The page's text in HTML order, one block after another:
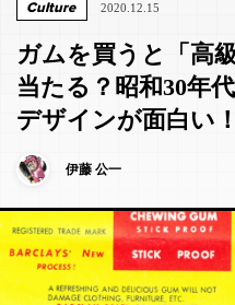
Culture 2020.12.15
ガムを買うと「高
当たる？昭和30年
デザインが面白い！
伊藤 公一